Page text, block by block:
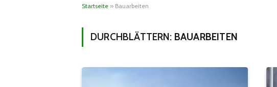
Startseite » Bauarbeiten
DURCHBLÄTTERN: BAUARBEITEN